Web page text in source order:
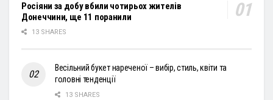
Росіяни за добу вбили чотирьох жителів
Донеччини, ще 11 поранили
13 SHARES
Весільний букет нареченої – вибір, стиль, квіти та
головні тенденції
13 SHARES